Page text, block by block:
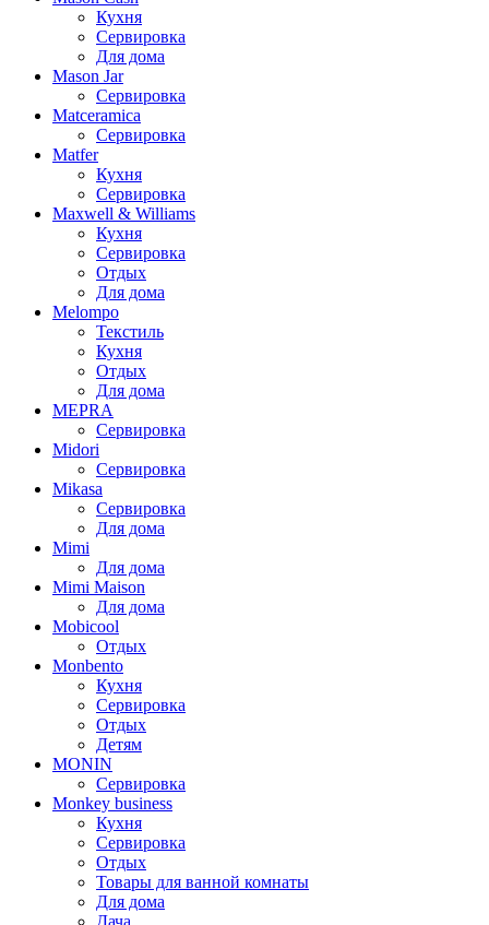
Кухня
Сервировка
Для дома
Mason Jar
Сервировка
Matceramica
Сервировка
Matfer
Кухня
Сервировка
Maxwell & Williams
Кухня
Сервировка
Отдых
Для дома
Melompo
Текстиль
Кухня
Отдых
Для дома
MEPRA
Сервировка
Midori
Сервировка
Mikasa
Сервировка
Для дома
Mimi
Для дома
Mimi Maison
Для дома
Mobicool
Отдых
Monbento
Кухня
Сервировка
Отдых
Детям
MONIN
Сервировка
Monkey business
Кухня
Сервировка
Отдых
Товары для ванной комнаты
Для дома